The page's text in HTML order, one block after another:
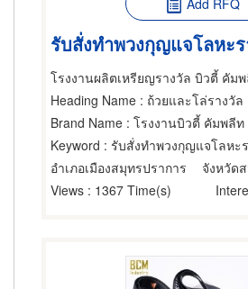
Add RFQ
รับสั่งทำพวงกุญแจโลหะ
โรงงานผลิตเหรียญรางวัล บิวตี้ คัม
Heading Name : ถ้วยและโล่รางวัล
Brand Name : โรงงานบิวตี้ คัมพลี
Keyword : รับสั่งทำพวงกุญแจโลหะ
อำเภอเมืองสมุทรปราการ
จังหวัด
Views : 1367 Time(s)